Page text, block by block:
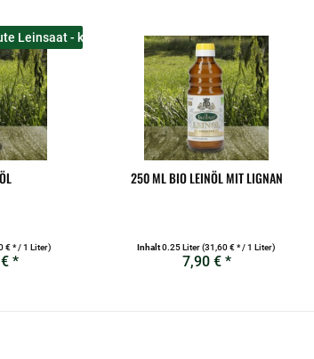
Leinsaat - kaltgepresst und naturbelassen
€ * / 1 Liter)
*
250 ML BIO LEINÖL MIT LIGNAN
Inhalt0.25 Liter(31,60 € * / 1 Liter)
7,90 € *